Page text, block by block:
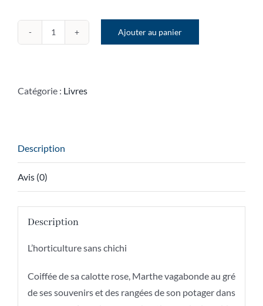
avec
plus
Ajouter au panier
Catégorie : Livres
Description
Avis (0)
Description
L’horticulture sans chichi
Coiffée de sa calotte rose, Marthe vagabonde au gré
de ses souvenirs et des rangées de son potager dans